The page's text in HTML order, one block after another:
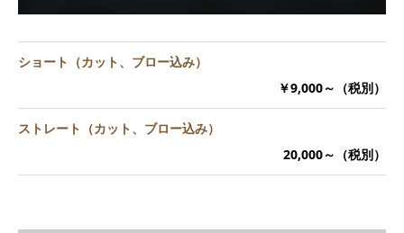
ショート（カット、ブロー込み）
￥9,000～（税別）
ストレート（カット、ブロー込み）
20,000～（税別）